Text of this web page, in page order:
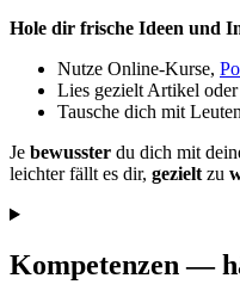
Hole dir frische Ideen und
Nutze Online-Kurse,
Lies gezielt Artikel
Tausche dich mit
Je bewusster du dich mit
leichter fällt es dir, gezielt zu
Kompetenzen —